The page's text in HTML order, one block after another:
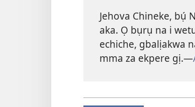
Jehova Chineke, bụ́
aka. Ọ bụrụ na i
echiche, gbalịakwa
mma za ekpere gị.​—